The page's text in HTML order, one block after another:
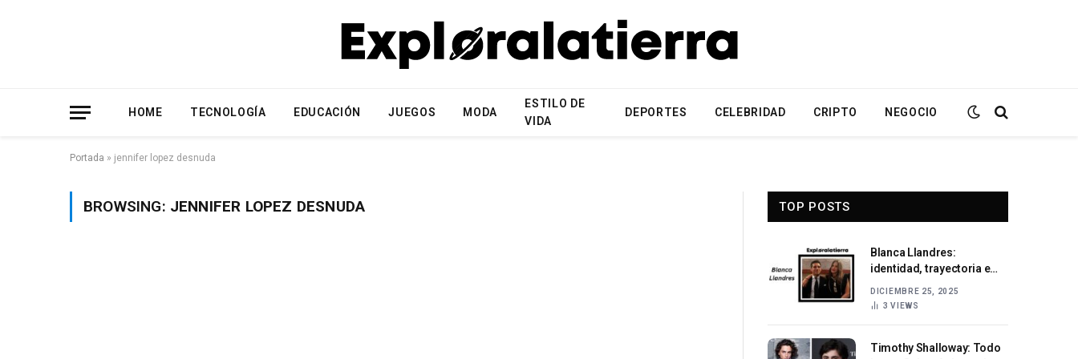
HOME TECNOLOGÍA EDUCACIÓN JUEGOS MODA
ESTILO DE
VIDA
DEPORTES CELEBRIDAD CRIPTO NEGOCIO
Portada » jennifer lopez desnuda
BROWSING: JENNIFER LOPEZ DESNUDA TOP POSTS
Blanca Llandres:
identidad, trayectoria e
DICIEMBRE 25, 2025
3VIEWS
Timothy Shalloway: Todo